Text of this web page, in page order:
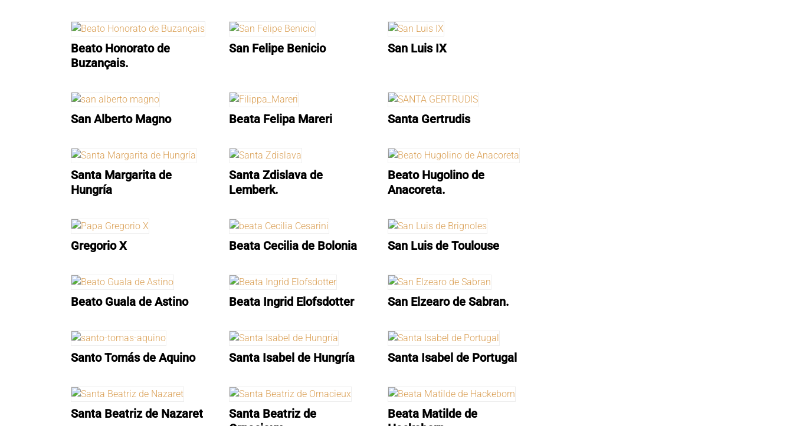
Beato Honorato de
Buzançais.
San Felipe Benicio San Luis IX
San Alberto Magno Beata Felipa Mareri Santa Gertrudis
Santa Margarita de
Hungría
Santa Zdislava de
Lemberk.
Beato Hugolino de
Anacoreta.
Gregorio X Beata Cecilia de Bolonia San Luis de Toulouse
Beato Guala de Astino Beata Ingrid Elofsdotter San Elzearo de Sabran.
Santo Tomás de Aquino Santa Isabel de Hungría Santa Isabel de Portugal
Santa Beatriz de Nazaret
Santa Beatriz de
Beata Matilde de